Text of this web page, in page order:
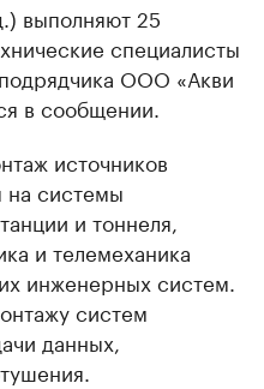
выполняют 25
специалисты
ООО «Акви
в сообщении.
источников
на системы
и тоннеля,
и телемеханика
инженерных систем.
систем
данных,